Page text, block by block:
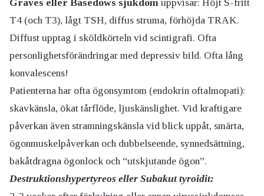
Graves eller Basedows sjukdom uppvisar: Höjt S-fritt
T4 (och T3), lågt TSH, diffus struma, förhöjda TRAK.
Diffust upptag i sköldkörteln vid scintigrafi. Ofta
personlighetsförändringar med depressiv bild. Ofta lång
konvalescens!
Patienterna har ofta ögonsymtom (endokrin oftalmopati):
skavkänsla, ökat tårflöde, ljuskänslighet. Vid kraftigare
påverkan även stramningskänsla vid blick uppåt, smärta,
ögonmuskelpåverkan och dubbelseende, synnedsättning,
bakåtdragna ögonlock och “utskjutande ögon”.
Destruktionshypertyreos eller Subakut tyroidit: